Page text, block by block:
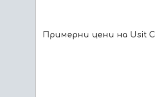
Примерни цени на Usit